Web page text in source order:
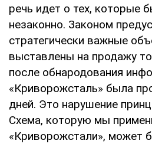
речь идет о тех, которые
незаконно. Законом
стратегически важные
выставлены на продажу
после обнародования
«Криворожсталь» была
дней. Это нарушение
Схема, которую мы
«Криворожстали», может